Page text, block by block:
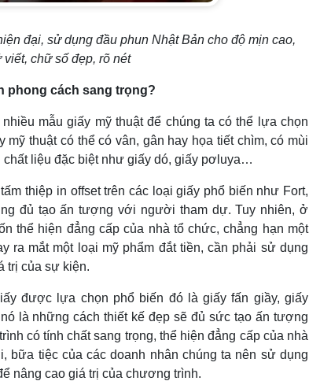
đại, sử dụng đầu phun Nhật Bản cho độ mịn cao,
chữ số đẹp, rõ nét
phong cách sang trọng?
mẫu giấy mỹ thuật để chúng ta có thể lựa chọn
mỹ thuật có thể có vân, gân hay họa tiết chìm, có mùi
liệu đặc biệt như giấy dó, giấy pơluya…
thiệp in offset trên các loại giấy phổ biến như Fort,
đủ tạo ấn tượng với người tham dự. Tuy nhiên, ở
thể hiện đẳng cấp của nhà tổ chức, chẳng hạn một
ra mắt một loại mỹ phẩm đắt tiền, cần phải sử dụng
trị của sự kiện.
được lựa chọn phổ biến đó là giấy fấn giầy, giấy
là những cách thiết kế đẹp sẽ đủ sức tạo ấn tượng
có tính chất sang trọng, thể hiện đẳng cấp của nhà
bữa tiệc của các doanh nhân chúng ta nên sử dụng
nâng cao giá trị của chương trình.